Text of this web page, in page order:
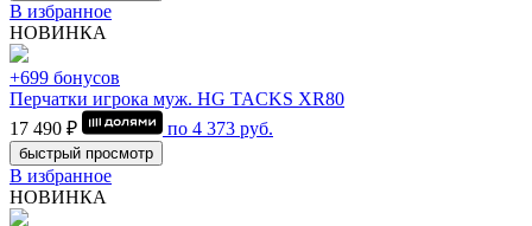
В избранное
НОВИНКА
+699 бонусов
Перчатки игрока муж. HG TACKS XR80
17 490 ₽
по 4 373 руб.
быстрый просмотр
В избранное
НОВИНКА